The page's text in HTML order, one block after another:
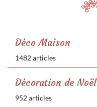
Déco Maison
1482 articles
Décoration de Noël
952 articles